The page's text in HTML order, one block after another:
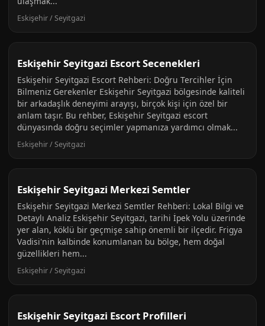
Eskişehir / Seyitgazi
Eskişehir Seyitgazi Escort Secenekleri
Eskişehir Seyitgazi Escort Rehberi: Doğru Tercihler İçin
Bilmeniz Gerekenler Eskişehir Seyitgazi bölgesinde kaliteli
bir arkadaşlık deneyimi arayışı, birçok kişi için özel bir
anlam taşır. Bu rehber, Eskişehir Seyitgazi escort
dünyasında doğru seçimler yapmanıza yardımcı olmak...
Eskişehir / Seyitgazi
Eskişehir Seyitgazi Merkezi Semtler
Eskişehir Seyitgazi Merkezi Semtler Rehberi: Lokal Bilgi ve
Detaylı Analiz Eskişehir Seyitgazi, tarihi İpek Yolu üzerinde
yer alan, köklü bir geçmişe sahip önemli bir ilçedir. Frigya
Vadisi'nin kalbinde konumlanan bu bölge, hem doğal
güzellikleri hem...
Eskişehir / Seyitgazi
Eskişehir Seyitgazi Escort Profilleri